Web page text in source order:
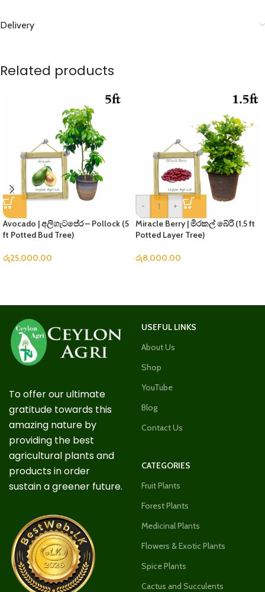
Delivery
Related products
Avocado | අලිගැටපේර – Pollock (5
ft Potted Bud Tree)
රු25,000.00
-
+
Miracle Berry | මිරකල් බේරි (1.5 ft
Potted Layer Tree)
රු8,000.00
To offer our ultimate
gratitude towards this
amazing nature by
providing the best
agricultural plants and
products in order
sustain a greener future.
USEFUL LINKS
About Us
Shop
YouTube
Blog
Contact Us
CATEGORIES
Fruit Plants
Forest Plants
Medicinal Plants
Flowers & Exotic Plants
Spice Plants
Cactus and Succulents